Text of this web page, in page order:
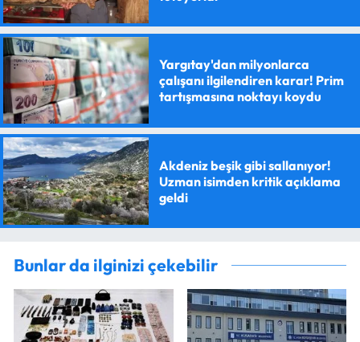
Yargıtay'dan milyonlarca
çalışanı ilgilendiren karar! Prim
tartışmasına noktayı koydu
Akdeniz beşik gibi sallanıyor!
Uzman isimden kritik açıklama
geldi
Bunlar da ilginizi çekebilir